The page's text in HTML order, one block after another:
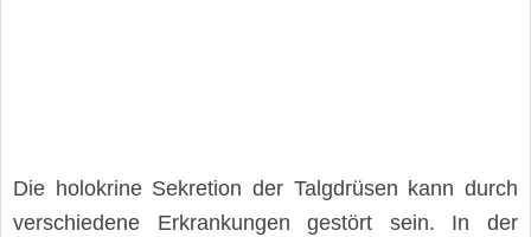
Die holokrine Sekretion der Talgdrüsen kann durch
verschiedene Erkrankungen gestört sein. In der